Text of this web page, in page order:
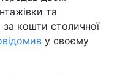
та
за кошти столичної
у своєму